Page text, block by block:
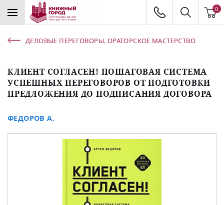
0
ДЕЛОВЫЕ ПЕРЕГОВОРЫ. ОРАТОРСКОЕ МАСТЕРСТВО
КЛИЕНТ СОГЛАСЕН! ПОШАГОВАЯ СИСТЕМА
УСПЕШНЫХ ПЕРЕГОВОРОВ ОТ ПОДГОТОВКИ
ПРЕДЛОЖЕНИЯ ДО ПОДПИСАНИЯ ДОГОВОРА
ФЕДОРОВ А.